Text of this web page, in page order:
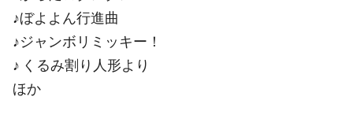
♪ぼよよん行進曲
♪ジャンボリミッキー！
♪ くるみ割り人形より
ほか